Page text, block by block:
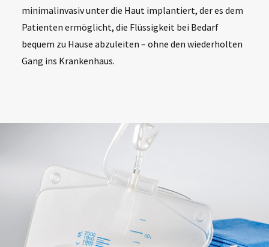
minimalinvasiv unter die Haut implantiert, der es dem
Patienten ermöglicht, die Flüssigkeit bei Bedarf
bequem zu Hause abzuleiten – ohne den wiederholten
Gang ins Krankenhaus.